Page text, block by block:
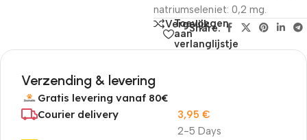
natriumseleniet: 0,2 mg.
Vergelijk
Toevoegen
aan
verlanglijstje
Share:
Verzending & levering
Gratis levering vanaf 80€
Courier delivery
2-5 Days
3,95 €